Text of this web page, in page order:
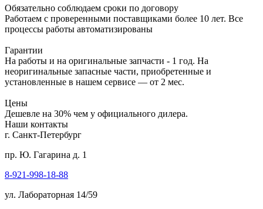
Обязательно соблюдаем сроки по договору
Работаем с проверенными поставщиками более 10 лет. Все
процессы работы автоматизированы
Гарантии
На работы и на оригинальные запчасти - 1 год. На
неоригинальные запасные части, приобретенные и
установленные в нашем сервисе — от 2 мес.
Цены
Дешевле на 30% чем у официального дилера.
Наши контакты
г. Санкт-Петербург
пр. Ю. Гагарина д. 1
8-921-998-18-88
ул. Лабораторная 14/59